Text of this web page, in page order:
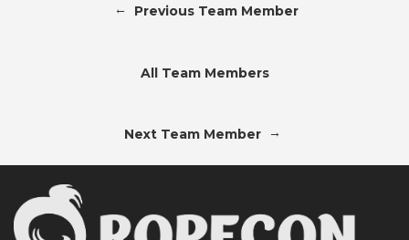
← Previous Team Member
All Team Members
Next Team Member →